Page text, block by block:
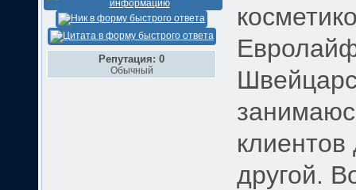
Репутация: 0
Обычный
другой.